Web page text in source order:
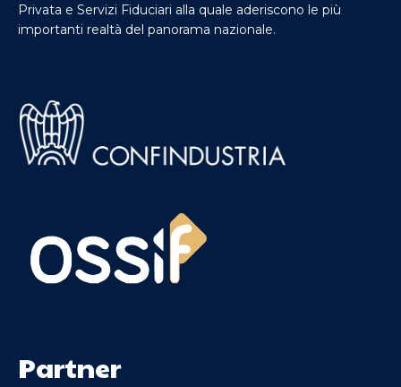
Privata e Servizi Fiduciari alla quale aderiscono le più
importanti realtà del panorama nazionale.
Partner